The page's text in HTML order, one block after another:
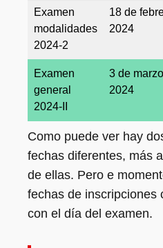
Examen
modalidades
2024-2
18 de
2024
Examen
general
2024-II
3 de
2024
Como puede ver hay
fechas diferentes, más
de ellas. Pero e
fechas de inscripciones
con el día del examen.